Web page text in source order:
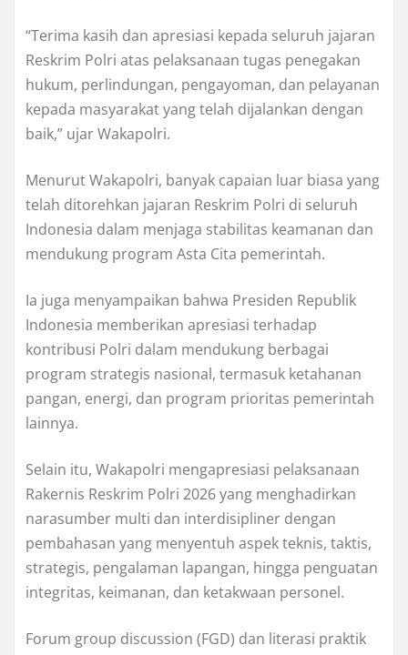
“Terima kasih dan apresiasi kepada seluruh jajaran
Reskrim Polri atas pelaksanaan tugas penegakan
hukum, perlindungan, pengayoman, dan pelayanan
kepada masyarakat yang telah dijalankan dengan
baik,” ujar Wakapolri.
Menurut Wakapolri, banyak capaian luar biasa yang
telah ditorehkan jajaran Reskrim Polri di seluruh
Indonesia dalam menjaga stabilitas keamanan dan
mendukung program Asta Cita pemerintah.
Ia juga menyampaikan bahwa Presiden Republik
Indonesia memberikan apresiasi terhadap
kontribusi Polri dalam mendukung berbagai
program strategis nasional, termasuk ketahanan
pangan, energi, dan program prioritas pemerintah
lainnya.
Selain itu, Wakapolri mengapresiasi pelaksanaan
Rakernis Reskrim Polri 2026 yang menghadirkan
narasumber multi dan interdisipliner dengan
pembahasan yang menyentuh aspek teknis, taktis,
strategis, pengalaman lapangan, hingga penguatan
integritas, keimanan, dan ketakwaan personel.
Forum group discussion (FGD) dan literasi praktik